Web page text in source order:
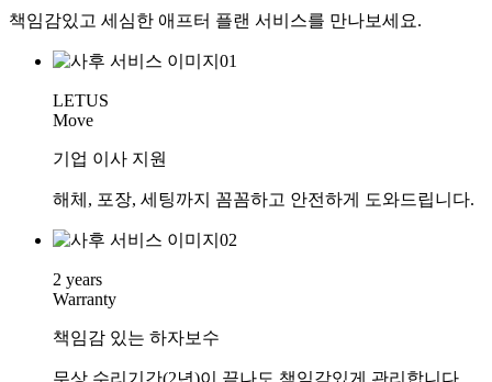
책임감있고 세심한 애프터 플랜 서비스를 만나보세요.
LETUS
Move
기업 이사 지원
해체, 포장, 세팅까지 꼼꼼하고 안전하게 도와드립니다.
2 years
Warranty
책임감 있는 하자보수
무상 수리기간(2년)이 끝나도 책임감있게 관리합니다.